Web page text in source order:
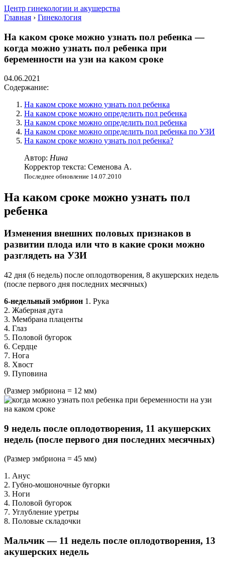
Центр гинекологии и акушерства
Главная › Гинекология
На каком сроке можно узнать пол ребенка —
когда можно узнать пол ребенка при
беременности на узи на каком сроке
04.06.2021
Содержание:
На каком сроке можно узнать пол ребенка
На каком сроке можно определить пол ребенка
На каком сроке можно определить пол ребенка
На каком сроке можно определить пол ребенка по УЗИ
На каком сроке можно узнать пол ребенка?
Автор: Нина
Корректор текста: Семенова А.
Последнее обновление 14.07.2010
На каком сроке можно узнать пол
ребенка
Изменения внешних половых признаков в
развитии плода или что в какие сроки можно
разглядеть на УЗИ
42 дня (6 недель) после оплодотворения, 8 акушерских недель
(после первого дня последних месячных)
6-недельный эмбрион 1. Рука
2. Жаберная дуга
3. Мембрана плаценты
4. Глаз
5. Половой бугорок
6. Сердце
7. Нога
8. Хвост
9. Пуповина
(Размер эмбриона = 12 мм)
9 недель после оплодотворения, 11 акушерских
недель (после первого дня последних месячных)
(Размер эмбриона = 45 мм)
1. Анус
2. Губно-мошоночные бугорки
3. Ноги
4. Половой бугорок
7. Углубление уретры
8. Половые складочки
Мальчик — 11 недель после оплодотворения, 13
акушерских недель